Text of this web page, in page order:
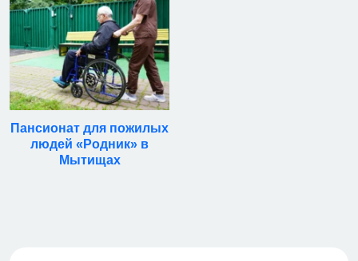
Пансионат для пожилых
людей «Родник» в
Мытищах